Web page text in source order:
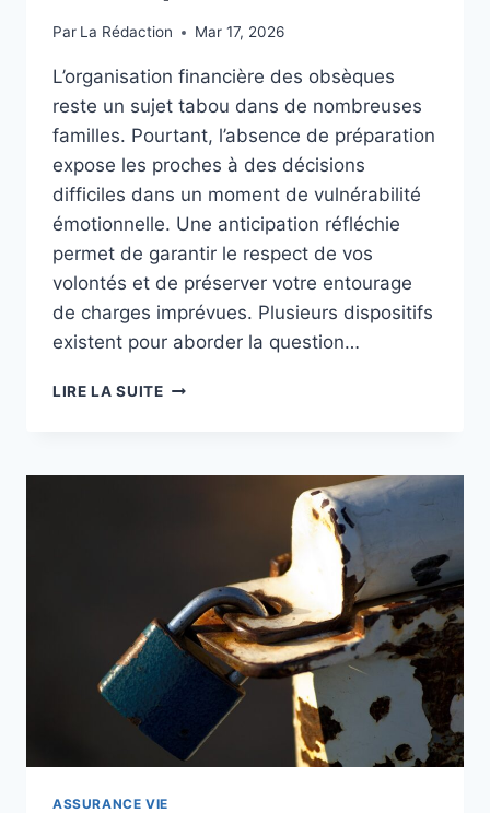
Par La Rédaction Mar 17, 2026
L’organisation financière des obsèques
reste un sujet tabou dans de nombreuses
familles. Pourtant, l’absence de préparation
expose les proches à des décisions
difficiles dans un moment de vulnérabilité
émotionnelle. Une anticipation réfléchie
permet de garantir le respect de vos
volontés et de préserver votre entourage
de charges imprévues. Plusieurs dispositifs
existent pour aborder la question…
LIRE LA SUITECOMMENT
FRAIS
ASSURANCE VIE